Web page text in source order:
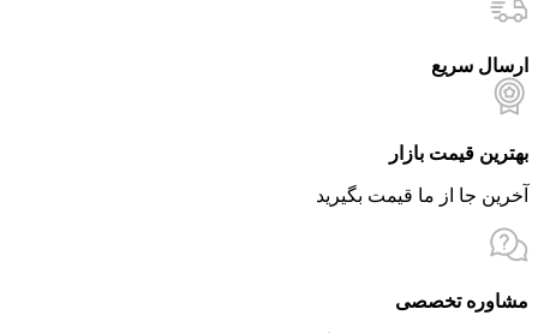
ارسال سریع
بهترین قیمت بازار
آخرین جا از ما قیمت بگیرید
مشاوره تخصصی